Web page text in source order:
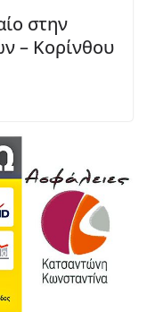
στην
– Κορίνθου